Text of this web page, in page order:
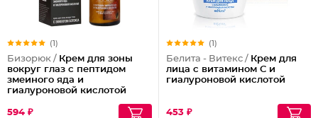
(1)
Бизорюк / Крем для зоны
вокруг глаз с пептидом
змеиного яда и
гиалуроновой кислотой
594 ₽
(1)
Белита - Витекс / Крем для
лица с витамином С и
гиалуроновой кислотой
453 ₽